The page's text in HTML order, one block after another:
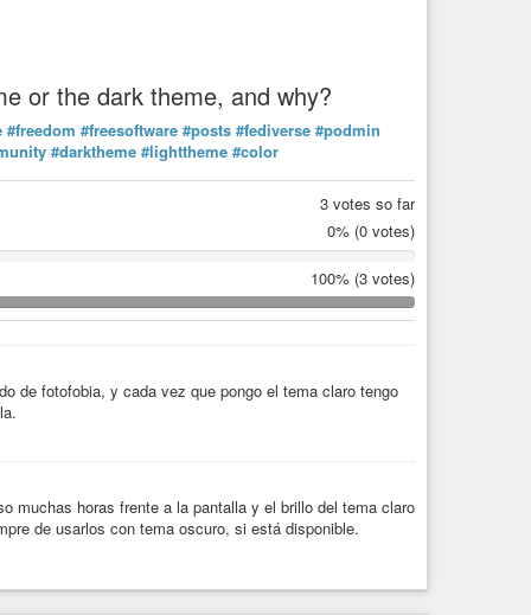
or the dark theme, and why?
#freedom #freesoftware #posts #fediverse #podmin
#darktheme #lighttheme #color
3 votes so far
0% (0 votes)
100% (3 votes)
de fotofobia, y cada vez que pongo el tema claro tengo
muchas horas frente a la pantalla y el brillo del tema claro
de usarlos con tema oscuro, si está disponible.